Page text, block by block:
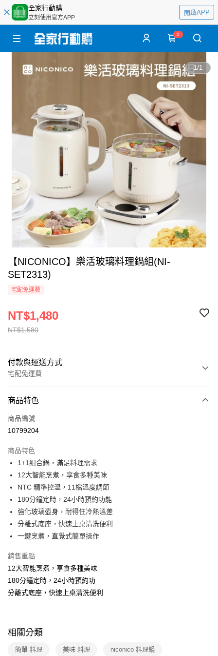
全家行動購
立刻使用官方APP
開啟APP
0
1/1
【NICONICO】樂活玻璃料理鍋組(NI-
SET2313)
宅配免運費
NT$1,580
NT$1,480
付款與運送方式
宅配免運費
全家線上支付
運送方式
本島宅配-活動商品
免運費
離島宅配-常溫商品
免運費
商品特色
商品編號
10799204
商品特色
1+1組合鍋，滿足料理需求
12大智能烹煮，享食多種美味
NTC 精準控溫，11檔溫度調節
180分鐘定時，24小時預約功能
強化玻璃壺身，耐得住冷熱溫差
分離式底座，快速上桌清洗便利
一鍵烹煮，直覺式簡單操作
銷售重點
12大智能烹煮，享食多種美味
180分鐘定時，24小時預約功
分離式底座，快速上桌清洗便利
相關分類
簡單 料理 美味 料理 niconico 料理鍋